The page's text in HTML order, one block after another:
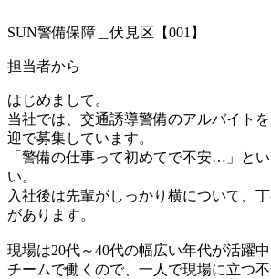
SUN警備保障＿伏見区【001】
担当者から
はじめまして。
当社では、交通誘導警備のアルバイト
迎で募集しています。
「警備の仕事って初めてで不安…」と
い。
入社後は先輩がしっかり横について、
があります。
現場は20代～40代の幅広い年代が活躍中
チームで働くので、一人で現場に立つ不